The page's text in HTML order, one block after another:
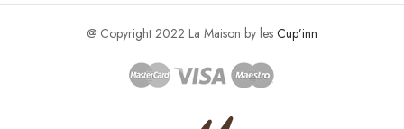
@ Copyright 2022 La Maison by les Cup’inn